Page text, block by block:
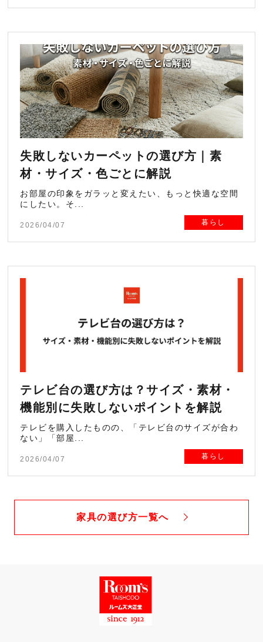
失敗しないカーペットの選び方｜素
材・サイズ・色ごとに解説
お部屋の印象をガラッと変えたい、もっと快適な空間
にしたい。そ...
2026/04/07 暮らし
テレビ台の選び方は？サイズ・素材・
機能別に失敗しないポイントを解説
テレビを購入したものの、「テレビ台のサイズが合わ
ない」「部屋...
2026/04/07 暮らし
家具の選び方一覧へ